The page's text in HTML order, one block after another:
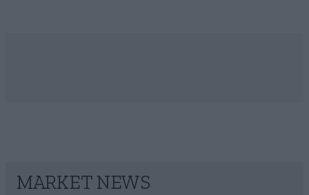
MARKET NEWS